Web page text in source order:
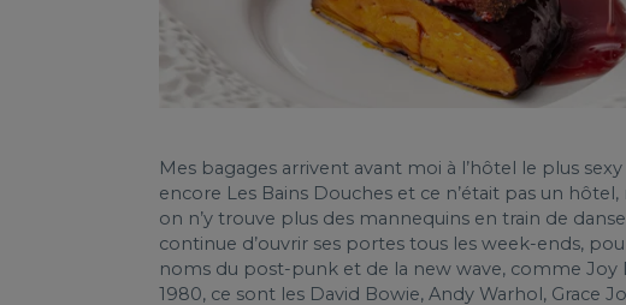
Mes bagages arrivent avant moi à l’hôtel le plus
encore Les Bains Douches et ce n’était pas un
on n’y trouve plus des mannequins en train de
continue d’ouvrir ses portes tous les week-ends,
noms du post-punk et de la new wave, comme Joy
1980, ce sont les David Bowie, Andy Warhol, Grace